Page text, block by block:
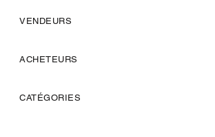
VENDEURS
ACHETEURS
CATÉGORIES